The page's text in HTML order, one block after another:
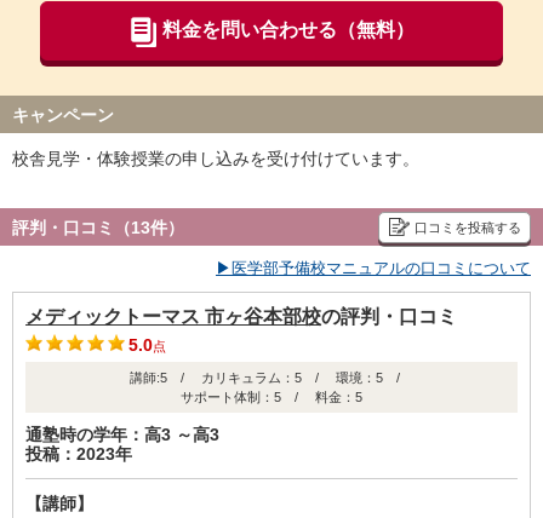
※M1コース：1コマ80分週1回、M2コース：1コマ80分週2回、M3
コース：1コマ80分週3回
※リソー教育グループに初めてご入会される場合にのみ、入会金
料金を問い合わせる（無料）
キャンペーン
校舎見学・体験授業の申し込みを受け付けています。
評判・口コミ（13件） 口コミを投稿する
▶医学部予備校マニュアルの口コミについて
メディックトーマス 市ヶ谷本部校の評判・口コミ
5.0点
講師:5 / カリキュラム：5 / 環境：5 /
サポート体制：5 / 料金：5
通塾時の学年：高3 ～高3
投稿：2023年
【講師】